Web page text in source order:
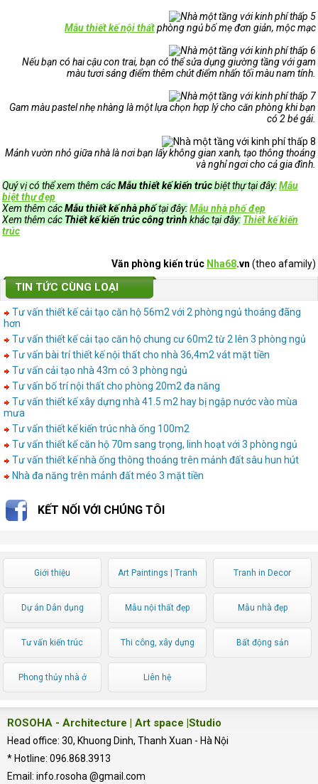
Mẫu thiết kế nội thấtphòng ngủ bố mẹ đơn giản, mộc mạc
Nếu bạn có hai cậu con trai, bạn có thể sửa dụng giường tầng với gam
màu tươi sáng điểm thêm chút điểm nhấn tối màu nam tính.
Gam màu pastel nhẹ nhàng là một lựa chọn hợp lý cho căn phòng khi bạn
có 2 bé gái.
Mảnh vườn nhỏ giữa nhà là nơi bạn lấy không gian xanh, tạo thông thoáng
và nghỉ ngơi cho cả gia đình.
Quý vị có thể xem thêm cácMẫu thiết kế kiến trúcbiệt thự tại đây:Mẫu
biệt thự đẹp
Xem thêm cácMẫu thiết kế nhà phốtại đây:Mẫu nhà phố đẹp
Xem thêm các Thiết kế kiến trúc công trình khác tại đây: Thiết kế kiến
trúc
Văn phòng kiến trúc Nha68.vn (theo afamily)
TIN TỨC CÙNG LOẠI
Tư vấn thiết kế cải tạo căn hộ 56m2 với 2 phòng ngủ thoáng đãng
hơn
Tư vấn thiết kế cải tạo căn hộ chung cư 60m2 từ 2 lên 3 phòng ngủ
Tư vấn bài trí thiết kế nội thất cho nhà 36,4m2 vát mặt tiền
Tư vấn cải tạo nhà 43m có 3 phòng ngủ
Tư vấn bố trí nội thất cho phòng 20m2 đa năng
Tư vấn thiết kế xây dựng nhà 41.5 m2 hay bị ngập nước vào mùa
mưa
Tư vấn thiết kế kiến trúc nhà ống 100m2
Tư vấn thiết kế căn hộ 70m sang trọng, linh hoạt với 3 phòng ngủ
Tư vấn thiết kế nhà ống thông thoáng trên mảnh đất sâu hun hút
Nhà đa năng trên mảnh đất méo 3 mặt tiền
KẾT NỐI VỚI CHÚNG TÔI
Giới thiệu Art Paintings | Tranh
Nghệ thuật
Tranh in Decor
Dự án Dân dụng Mẫu nội thất đẹp Mẫu nhà đẹp
Tư vấn kiến trúc Thi công, xây dựng Bất động sản
Phong thủy nhà ở Liên hệ
ROSOHA - Architecture | Art space |Studio
Head office: 30, Khuong Dinh, Thanh Xuan - Hà Nội
* Hotline: 096.868.3913
Email: info.rosoha @gmail.com